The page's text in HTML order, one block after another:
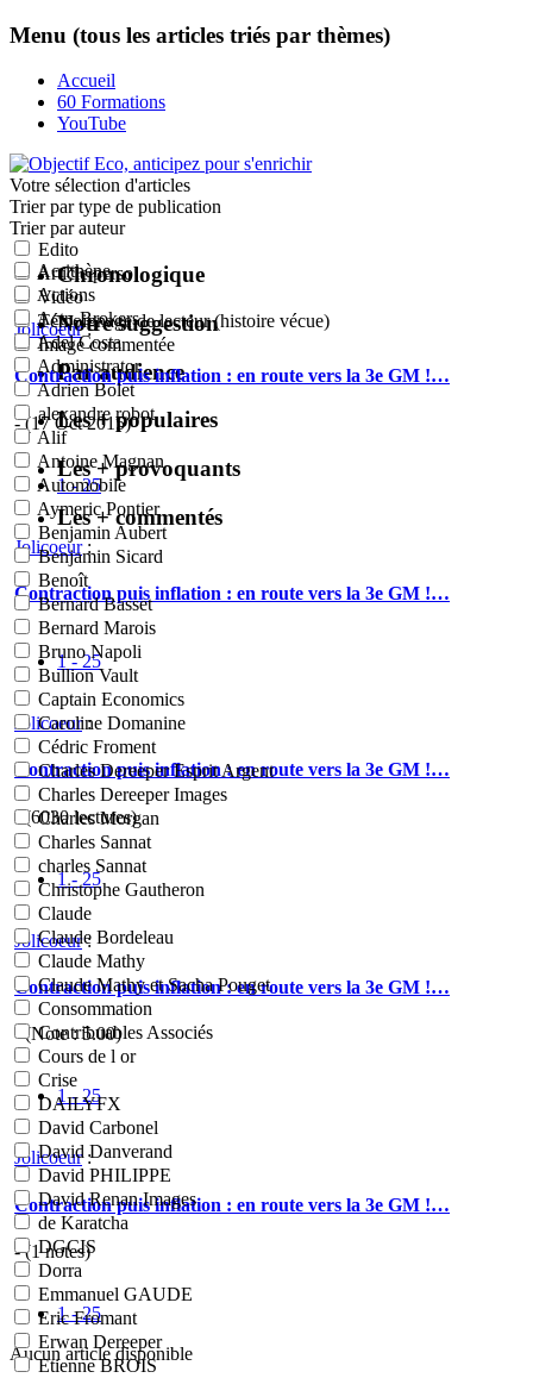
Menu (tous les articles triés par thèmes)
Accueil
60 Formations
YouTube
Votre sélection d'articles
Trier par type de publication
Edito
Article perso
Vidéo
Témoignage de lecteur (histoire vécue)
Image commentée
Trier par auteur
Acrithène
Actions
Actu-Brokers
Adel Costa
Administrator
Adrien Bolet
alexandre robot
Alif
Antoine Magnan
Automobile
Aymeric Pontier
Benjamin Aubert
Benjamin Sicard
Benoît
Bernard Basset
Bernard Marois
Bruno Napoli
Bullion Vault
Captain Economics
Caroline Domanine
Cédric Froment
Charles Dereeper Esprit Argent
Charles Dereeper Images
Charles Morgan
Charles Sannat
charles Sannat
Christophe Gautheron
Claude
Claude Bordeleau
Claude Mathy
Claude Mathy et Sacha Pouget
Consommation
Contribuables Associés
Cours de l or
Crise
DAILYFX
David Carbonel
David Danverand
David PHILIPPE
David Renan Images
de Karatcha
DGCIS
Dorra
Emmanuel GAUDE
Eric Fromant
Erwan Dereeper
Etienne BROIS
Chronologique
Notre suggestion
Par audience
Les + populaires
Les + provoquants
Les + commentés
Jolicoeur:
Contraction puis inflation : en route vers la 3e GM !…
- (17 Oct 2015)
1 - 25
Jolicoeur:
Contraction puis inflation : en route vers la 3e GM !…
1 - 25
Jolicoeur:
Contraction puis inflation : en route vers la 3e GM !…
- (6030 lectures)
1 - 25
Jolicoeur:
Contraction puis inflation : en route vers la 3e GM !…
- (Note :5.00)
1 - 25
Jolicoeur:
Contraction puis inflation : en route vers la 3e GM !…
- (1notes)
1 - 25
Aucun article disponible